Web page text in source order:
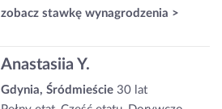
zobacz stawkę wynagrodzenia >
Anastasiia Y.
Gdynia, Śródmieście 30 lat